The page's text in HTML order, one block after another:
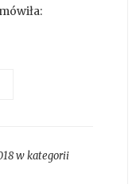
w kategorii